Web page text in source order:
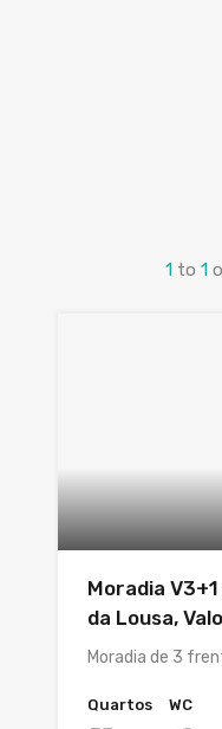
1 to 1
Moradia
da Lousa,
Moradia de 3
Quartos WC